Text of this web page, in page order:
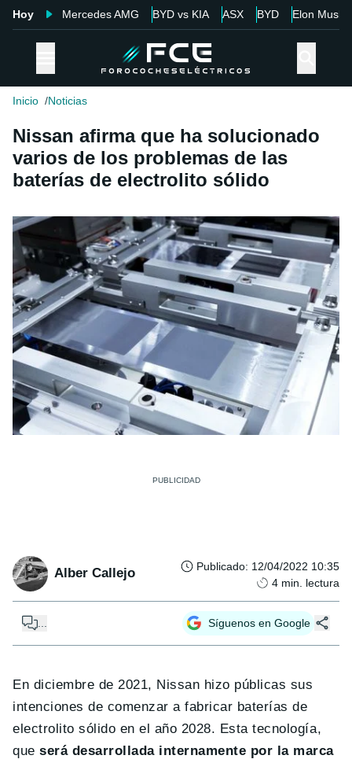
Hoy Mercedes AMG BYD vs KIA ASX BYD Elon Musk
Inicio Noticias
Nissan afirma que ha solucionado
varios de los problemas de las
baterías de electrolito sólido
Alber Callejo Publicado: 12/04/2022 10:35
4 min. lectura
Síguenos en Google
En diciembre de 2021, Nissan hizo públicas sus
intenciones de comenzar a fabricar baterías de
electrolito sólido en el año 2028. Esta tecnología,
queserá desarrollada internamente por la marca